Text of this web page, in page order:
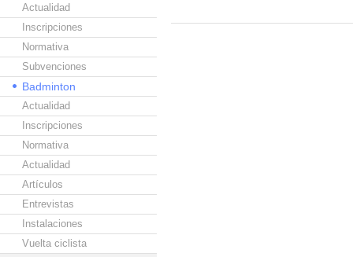
Actualidad
Inscripciones
Normativa
Subvenciones
Badminton
Actualidad
Inscripciones
Normativa
Actualidad
Artículos
Entrevistas
Instalaciones
Vuelta ciclista